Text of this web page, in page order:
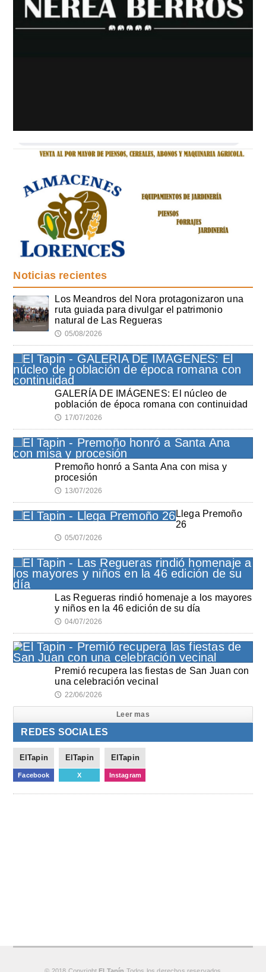
Noticias recientes
Los Meandros del Nora protagonizaron una
ruta guiada para divulgar el patrimonio
natural de Las Regueras
🕔 05/08/2026
GALERÍA DE IMÁGENES: El núcleo de
población de época romana con continuidad
🕔 17/07/2026
Premoño honró a Santa Ana con misa y
procesión
🕔 13/07/2026
Llega Premoño
26
🕔 05/07/2026
Las Regueras rindió homenaje a los mayores
y niños en la 46 edición de su día
🕔 04/07/2026
Premió recupera las fiestas de San Juan con
una celebración vecinal
🕔 22/06/2026
Leer mas
REDES SOCIALES
ElTapin
Facebook
ElTapin
X
ElTapin
Instagram